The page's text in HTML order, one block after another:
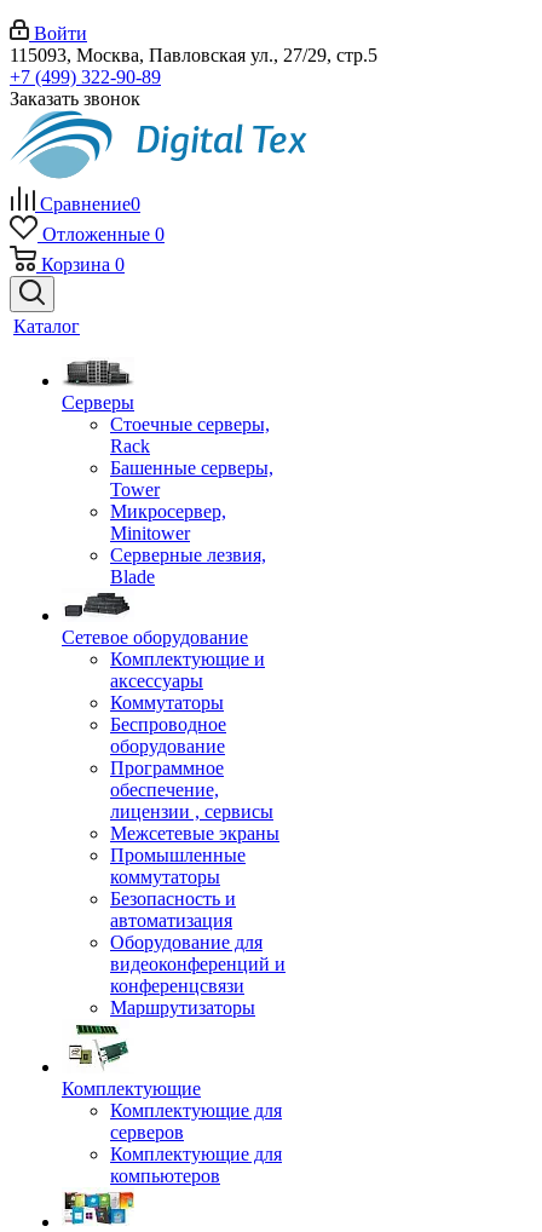
Войти
115093, Москва, Павловская ул., 27/29, стр.5
+7 (499) 322-90-89
Заказать звонок
Сравнение0
Отложенные 0
Корзина 0
Каталог
Серверы
Стоечные серверы,
Rack
Башенные серверы,
Tower
Микросервер,
Minitower
Серверные лезвия,
Blade
Сетевое оборудование
Комплектующие и
аксессуары
Коммутаторы
Беспроводное
оборудование
Программное
обеспечение,
лицензии , сервисы
Межсетевые экраны
Промышленные
коммутаторы
Безопасность и
автоматизация
Оборудование для
видеоконференций и
конференцсвязи
Маршрутизаторы
Комплектующие
Комплектующие для
серверов
Комплектующие для
компьютеров